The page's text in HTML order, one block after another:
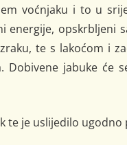
voćnjaku i to u
energije, opskrbljeni
te s lakoćom i
Dobivene jabuke će
te je uslijedilo ugodno